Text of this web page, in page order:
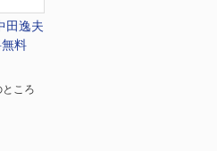
田逸夫
料
ころ